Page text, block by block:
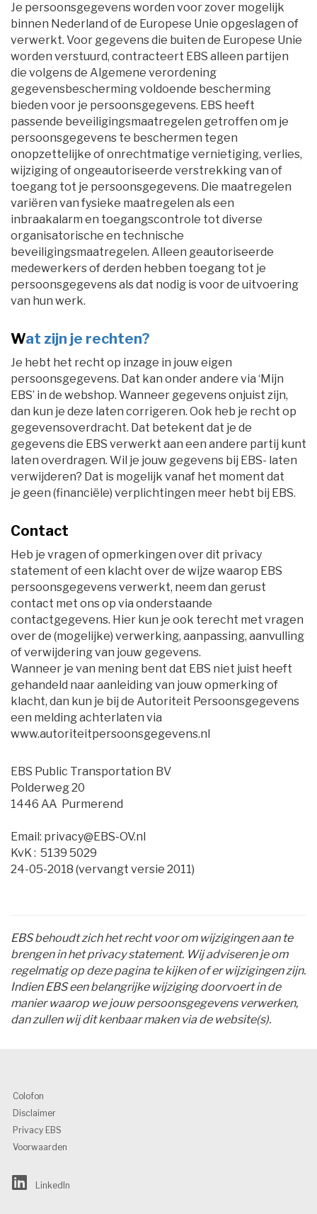
Je persoonsgegevens worden voor zover mogelijk
binnen Nederland of de Europese Unie opgeslagen of
verwerkt. Voor gegevens die buiten de Europese Unie
worden verstuurd, contracteert EBS alleen partijen
die volgens de Algemene verordening
gegevensbescherming voldoende bescherming
bieden voor je persoonsgegevens. EBS heeft
passende beveiligingsmaatregelen getroffen om je
persoonsgegevens te beschermen tegen
onopzettelijke of onrechtmatige vernietiging, verlies,
wijziging of ongeautoriseerde verstrekking van of
toegang tot je persoonsgegevens. Die maatregelen
variëren van fysieke maatregelen als een
inbraakalarm en toegangscontrole tot diverse
organisatorische en technische
beveiligingsmaatregelen. Alleen geautoriseerde
medewerkers of derden hebben toegang tot je
persoonsgegevens als dat nodig is voor de uitvoering
van hun werk.
Wat zijn je rechten?
Je hebt het recht op inzage in jouw eigen
persoonsgegevens. Dat kan onder andere via ‘Mijn
EBS’ in de webshop. Wanneer gegevens onjuist zijn,
dan kun je deze laten corrigeren. Ook heb je recht op
gegevensoverdracht. Dat betekent dat je de
gegevens die EBS verwerkt aan een andere partij kunt
laten overdragen. Wil je jouw gegevens bij EBS- laten
verwijderen? Dat is mogelijk vanaf het moment dat
je geen (financiële) verplichtingen meer hebt bij EBS.
Contact
Heb je vragen of opmerkingen over dit privacy
statement of een klacht over de wijze waarop EBS
persoonsgegevens verwerkt, neem dan gerust
contact met ons op via onderstaande
contactgegevens. Hier kun je ook terecht met vragen
over de (mogelijke) verwerking, aanpassing, aanvulling
of verwijdering van jouw gegevens.
Wanneer je van mening bent dat EBS niet juist heeft
gehandeld naar aanleiding van jouw opmerking of
klacht, dan kun je bij de Autoriteit Persoonsgegevens
een melding achterlaten via
www.autoriteitpersoonsgegevens.nl
EBS Public Transportation BV
Polderweg 20
1446 AA Purmerend
Email: privacy@EBS-OV.nl
KvK : 5139 5029
24-05-2018 (vervangt versie 2011)
EBS behoudt zich het recht voor om wijzigingen aan te
brengen in het privacy statement. Wij adviseren je om
regelmatig op deze pagina te kijken of er wijzigingen zijn.
Indien EBS een belangrijke wijziging doorvoert in de
manier waarop we jouw persoonsgegevens verwerken,
dan zullen wij dit kenbaar maken via de website(s).
Colofon
Disclaimer
Privacy EBS
Voorwaarden
LinkedIn